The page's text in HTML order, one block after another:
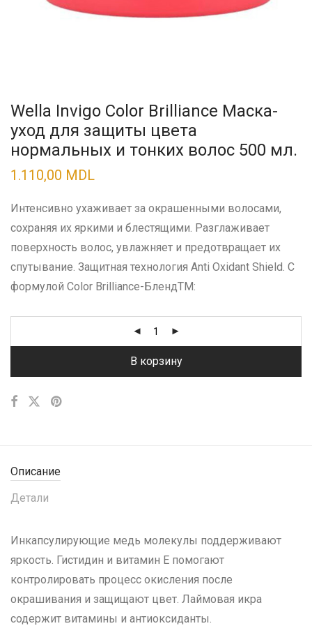
Wella Invigo Color Brilliance Маска-
уход для защиты цвета
нормальных и тонких волос 500 мл.
1.110,00 MDL
Интенсивно ухаживает за окрашенными волосами,
сохраняя их яркими и блестящими. Разглаживает
поверхность волос, увлажняет и предотвращает их
спутывание. Защитная технология Anti Oxidant Shield. С
формулой Color Brilliance-БлендTM:
В корзину
Описание
Детали
Инкапсулирующие медь молекулы поддерживают
яркость. Гистидин и витамин Е помогают
контролировать процесс окисления после
окрашивания и защищают цвет. Лаймовая икра
содержит витамины и антиоксиданты.